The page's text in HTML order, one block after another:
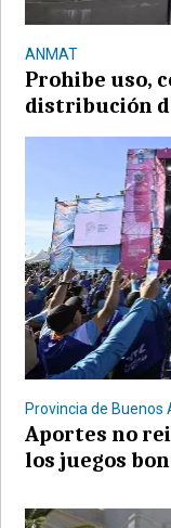
ANMAT
Prohibe uso,
distribución
Provincia de Buenos
Aportes no
los juegos